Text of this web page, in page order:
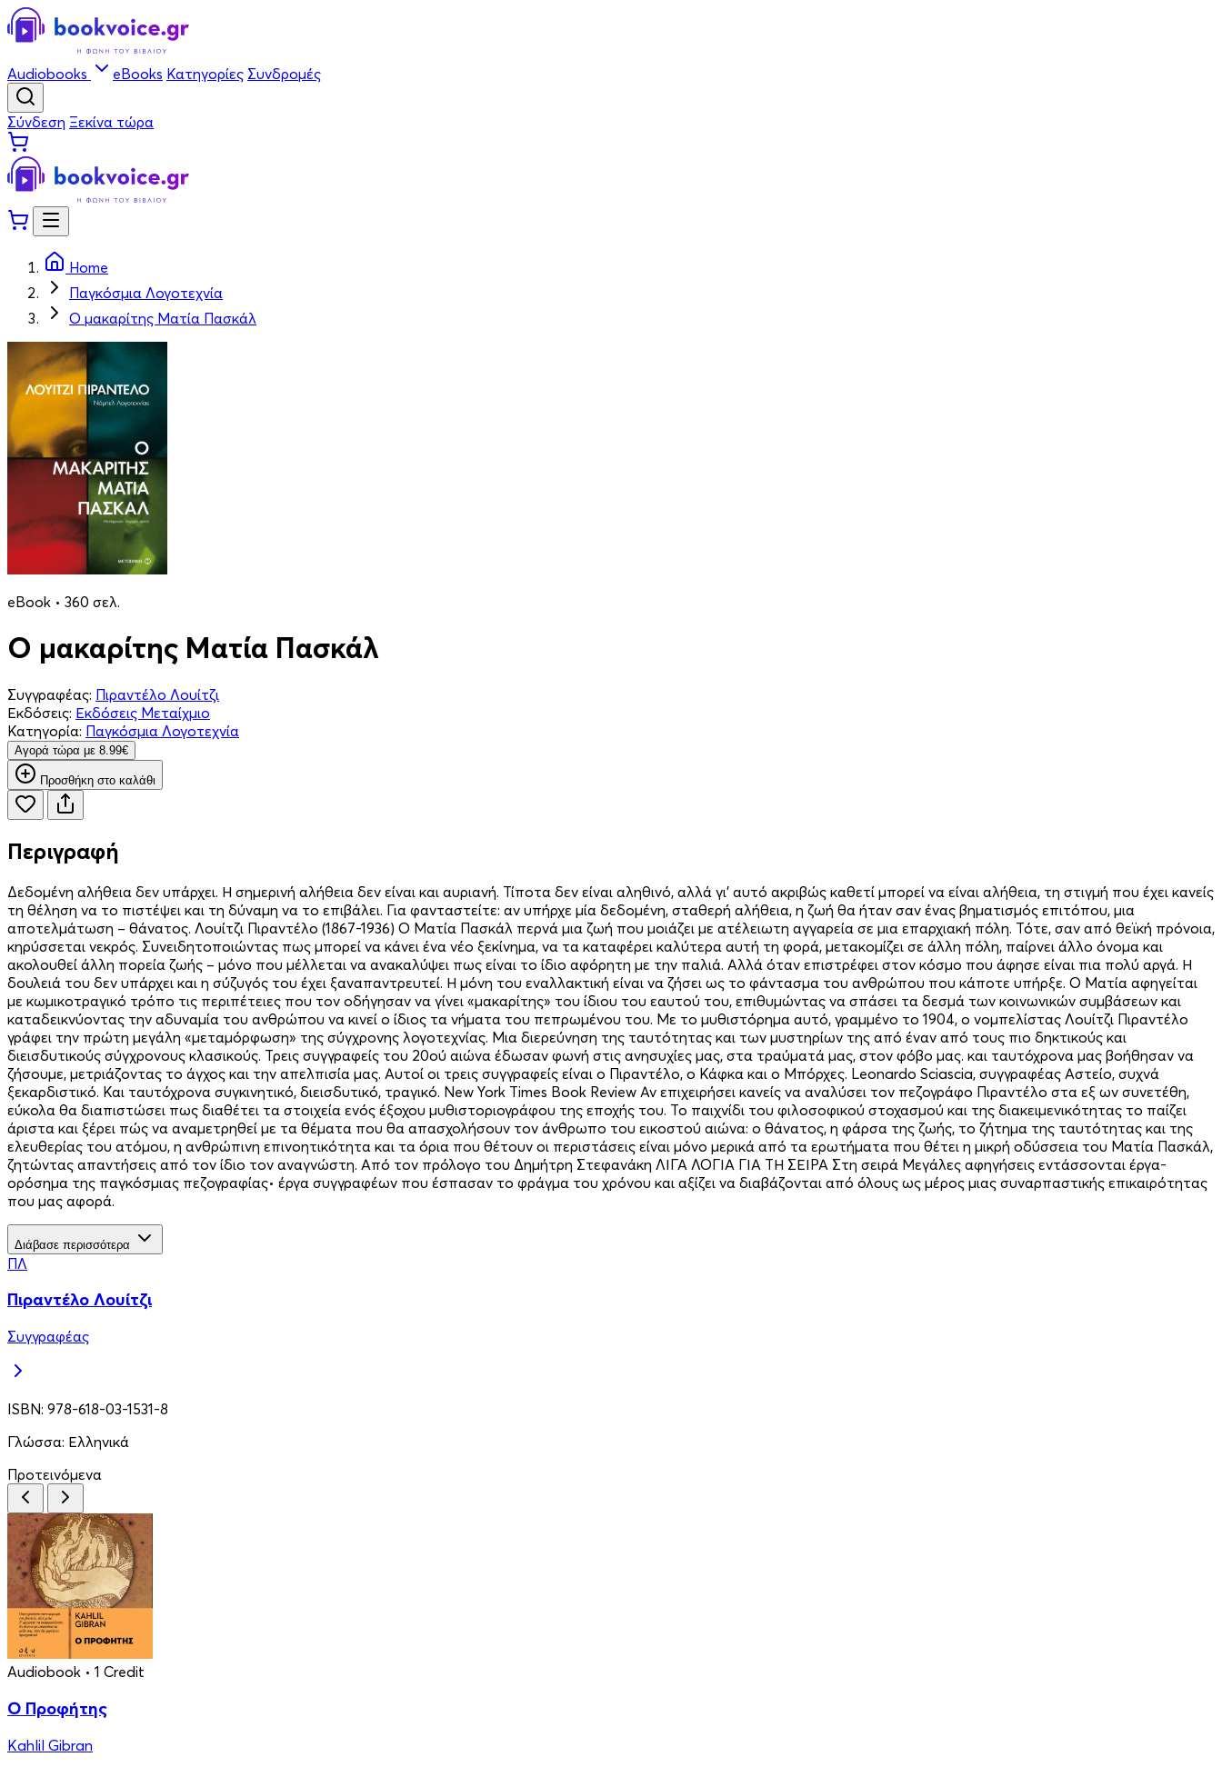
Audiobooks eBooks Κατηγορίες Συνδρομές
Σύνδεση Ξεκίνα τώρα
Home
Παγκόσμια Λογοτεχνία
Ο μακαρίτης Ματία Πασκάλ
eBook • 360 σελ.
Ο μακαρίτης Ματία Πασκάλ
Συγγραφέας: Πιραντέλο Λουίτζι
Εκδόσεις: Εκδόσεις Μεταίχμιο
Κατηγορία: Παγκόσμια Λογοτεχνία
Aγορά τώρα με 8.99€
Προσθήκη στο καλάθι
Περιγραφή
Δεδοµένη αλήθεια δεν υπάρχει. Η σηµερινή αλήθεια δεν είναι και αυριανή. Τίποτα δεν είναι αληθινό, αλλά γι’ αυτό ακριβώς καθετί µπορεί να είναι αλήθεια, τη στιγµή που έχει κανείς
τη θέληση να το πιστέψει και τη δύναµη να το επιβάλει. Για φανταστείτε: αν υπήρχε µία δεδοµένη, σταθερή αλήθεια, η ζωή θα ήταν σαν ένας βηµατισµός επιτόπου, µια
αποτελµάτωση – θάνατος. Λουίτζι Πιραντέλο (1867-1936) Ο Ματία Πασκάλ περνά µια ζωή που µοιάζει µε ατέλειωτη αγγαρεία σε µια επαρχιακή πόλη. Τότε, σαν από θεϊκή πρόνοια,
κηρύσσεται νεκρός. Συνειδητοποιώντας πως µπορεί να κάνει ένα νέο ξεκίνηµα, να τα καταφέρει καλύτερα αυτή τη φορά, µετακοµίζει σε άλλη πόλη, παίρνει άλλο όνοµα και
ακολουθεί άλλη πορεία ζωής – µόνο που µέλλεται να ανακαλύψει πως είναι το ίδιο αφόρητη µε την παλιά. Αλλά όταν επιστρέφει στον κόσµο που άφησε είναι πια πολύ αργά. Η
δουλειά του δεν υπάρχει και η σύζυγός του έχει ξαναπαντρευτεί. Η µόνη του εναλλακτική είναι να ζήσει ως το φάντασµα του ανθρώπου που κάποτε υπήρξε. Ο Ματία αφηγείται
µε κωµικοτραγικό τρόπο τις περιπέτειες που τον οδήγησαν να γίνει «µακαρίτης» του ίδιου του εαυτού του, επιθυµώντας να σπάσει τα δεσµά των κοινωνικών συµβάσεων και
καταδεικνύοντας την αδυναµία του ανθρώπου να κινεί ο ίδιος τα νήµατα του πεπρωµένου του. Με το µυθιστόρηµα αυτό, γραµµένο το 1904, ο νοµπελίστας Λουίτζι Πιραντέλο
γράφει την πρώτη µεγάλη «µεταµόρφωση» της σύγχρονης λογοτεχνίας. Μια διερεύνηση της ταυτότητας και των µυστηρίων της από έναν από τους πιο δηκτικούς και
διεισδυτικούς σύγχρονους κλασικούς. Τρεις συγγραφείς του 20ού αιώνα έδωσαν φωνή στις ανησυχίες µας, στα τραύµατά µας, στον φόβο µας. και ταυτόχρονα µας βοήθησαν να
ζήσουµε, µετριάζοντας το άγχος και την απελπισία µας. Αυτοί οι τρεις συγγραφείς είναι ο Πιραντέλο, ο Κάφκα και ο Μπόρχες. Leonardo Sciascia, συγγραφέας Αστείο, συχνά
ξεκαρδιστικό. Και ταυτόχρονα συγκινητικό, διεισδυτικό, τραγικό. New York Times Book Review Αν επιχειρήσει κανείς να αναλύσει τον πεζογράφο Πιραντέλο στα εξ ων συνετέθη,
εύκολα θα διαπιστώσει πως διαθέτει τα στοιχεία ενός έξοχου µυθιστοριογράφου της εποχής του. Το παιχνίδι του φιλοσοφικού στοχασµού και της διακειµενικότητας το παίζει
άριστα και ξέρει πώς να αναµετρηθεί µε τα θέµατα που θα απασχολήσουν τον άνθρωπο του εικοστού αιώνα: ο θάνατος, η φάρσα της ζωής, το ζήτηµα της ταυτότητας και της
ελευθερίας του ατόµου, η ανθρώπινη επινοητικότητα και τα όρια που θέτουν οι περιστάσεις είναι µόνο µερικά από τα ερωτήµατα που θέτει η µικρή οδύσσεια του Ματία Πασκάλ,
ζητώντας απαντήσεις από τον ίδιο τον αναγνώστη. Από τον πρόλογο του Δηµήτρη Στεφανάκη ΛΙΓΑ ΛΟΓΙΑ ΓΙΑ ΤΗ ΣΕΙΡΑ Στη σειρά Μεγάλες αφηγήσεις εντάσσονται έργα-
ορόσηµα της παγκόσµιας πεζογραφίας• έργα συγγραφέων που έσπασαν το φράγµα του χρόνου και αξίζει να διαβάζονται από όλους ως µέρος µιας συναρπαστικής επικαιρότητας
που µας αφορά.
Διάβασε περισσότερα
ΠΛ
Πιραντέλο Λουίτζι
Συγγραφέας
ISBN: 978-618-03-1531-8
Γλώσσα: Ελληνικά
Προτεινόμενα
Audiobook • 1 Credit
Ο Προφήτης
Kahlil Gibran